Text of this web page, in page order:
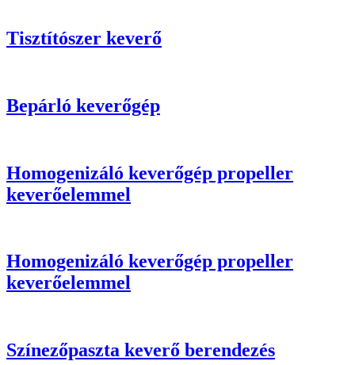
Tisztítószer keverő
Bepárló keverőgép
Homogenizáló keverőgép propeller
keverőelemmel
Homogenizáló keverőgép propeller
keverőelemmel
Színezőpaszta keverő berendezés